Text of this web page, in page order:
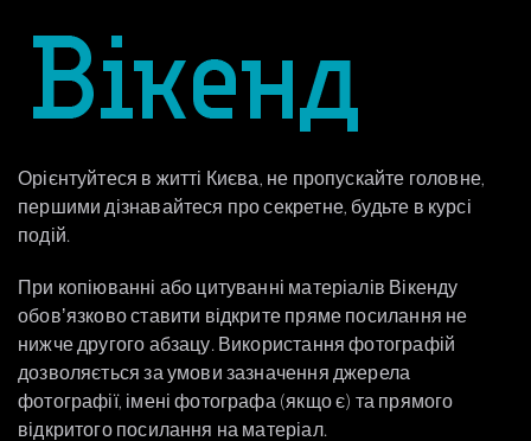
Орієнтуйтеся в житті Києва, не пропускайте головне,
першими дізнавайтеся про секретне, будьте в курсі
подій.
При копіюванні або цитуванні матеріалів Вікенду
обовʼязково ставити відкрите пряме посилання не
нижче другого абзацу. Використання фотографій
дозволяється за умови зазначення джерела
фотографії, імені фотографа (якщо є) та прямого
відкритого посилання на матеріал.